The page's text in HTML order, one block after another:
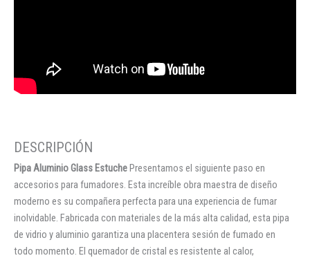
Pipa Aluminio Glass EstuchePresentamos el siguiente paso en
accesorios para fumadores. Esta increíble obra maestra de diseño
moderno es su compañera perfecta para una experiencia de fumar
inolvidable. Fabricada con materiales de la más alta calidad, esta pipa
de vidrio y aluminio garantiza una placentera sesión de fumado en
todo momento. El quemador de cristal es resistente al calor,